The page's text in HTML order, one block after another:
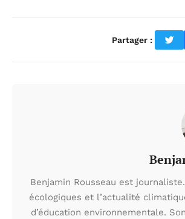
Partager :
Benjamin Rousseau est
écologiques et l’actualité
d’éducation environnementale.